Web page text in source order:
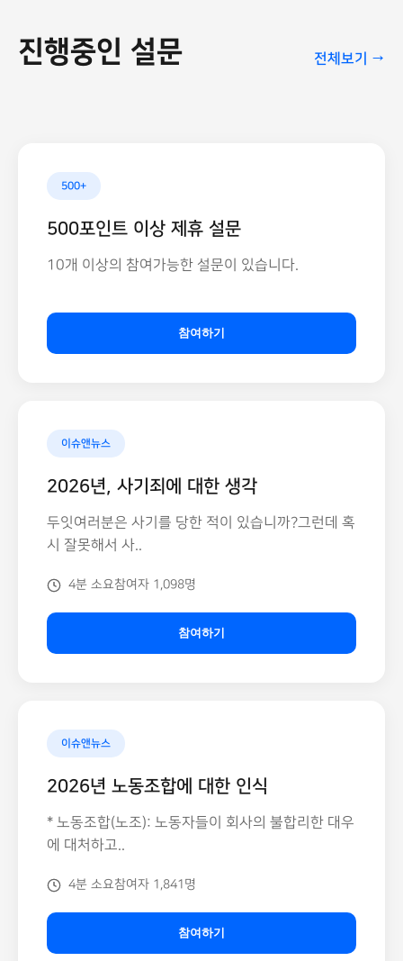
진행중인 설문 전체보기 →
500+
500포인트 이상 제휴 설문
10개 이상의 참여가능한 설문이 있습니다.
참여하기
이슈앤뉴스
2026년, 사기죄에 대한 생각
두잇여러분은 사기를 당한 적이 있습니까?그런데 혹
시 잘못해서 사..
4분 소요참여자 1,098명
참여하기
이슈앤뉴스
2026년 노동조합에 대한 인식
* 노동조합(노조): 노동자들이 회사의 불합리한 대우
에 대처하고..
4분 소요참여자 1,841명
참여하기